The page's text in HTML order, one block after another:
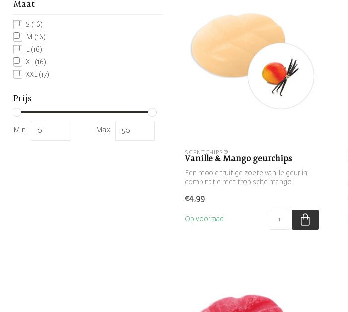
Maat
S (16)
M (16)
(16)
XL (16)
XXL (17)
Prijs
Min Max
SCENTCHIPS®
Vanille & Mango geurchips
Een mooie fruitige zoete vanille geur in
combinatie met tropische mango
€4,99
Op voorraad